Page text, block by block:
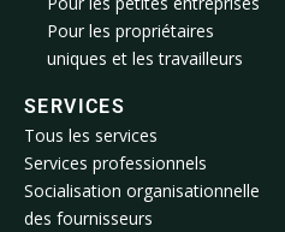
Pour les propriétaires
uniques et les travailleurs
SERVICES
Tous les services
Services professionnels
Socialisation organisationnelle
des fournisseurs